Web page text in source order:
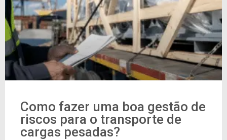
Como fazer uma boa gestão de
riscos para o transporte de
cargas pesadas?